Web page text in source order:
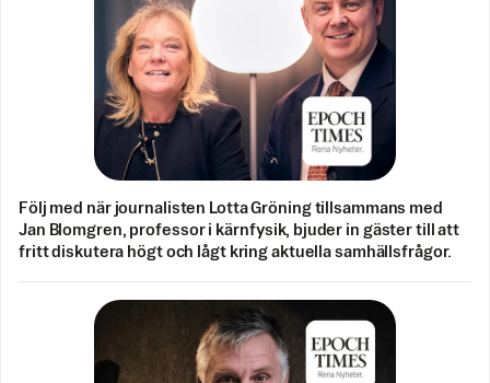
Följ med när journalisten Lotta Gröning tillsammans med
Jan Blomgren, professor i kärnfysik, bjuder in gäster till att
fritt diskutera högt och lågt kring aktuella samhällsfrågor.